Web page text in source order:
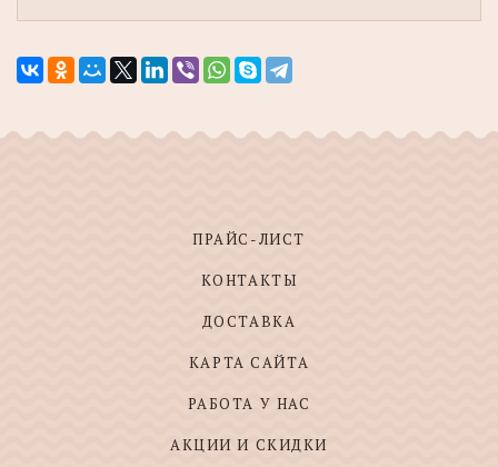
ПРАЙС-ЛИСТ
КОНТАКТЫ
ДОСТАВКА
КАРТА САЙТА
РАБОТА У НАС
АКЦИИ И СКИДКИ